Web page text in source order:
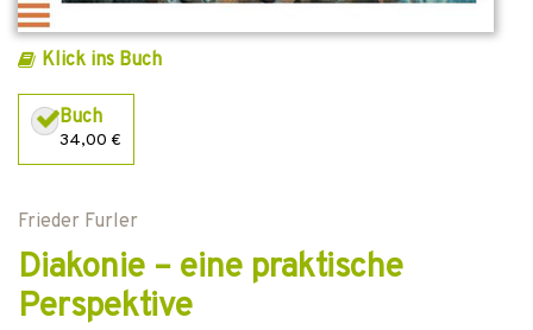
Klick ins Buch
Buch
34,00 €
Frieder Furler
Diakonie – eine praktische
Perspektive